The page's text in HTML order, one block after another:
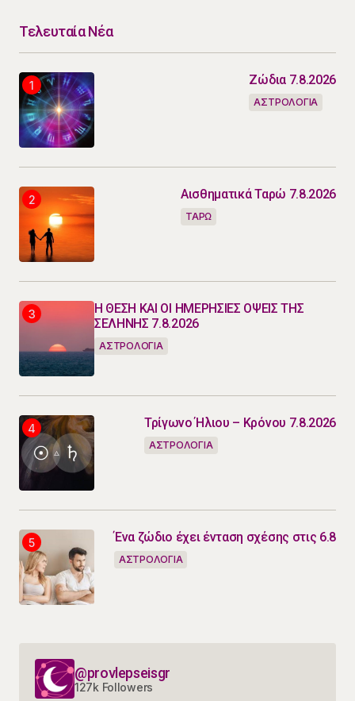
Τελευταία Νέα
Ζώδια 7.8.2026
ΑΣΤΡΟΛΟΓΙΑ
Αισθηματικά Ταρώ 7.8.2026
ΤΑΡΩ
Η ΘΕΣΗ ΚΑΙ ΟΙ ΗΜΕΡΗΣΙΕΣ ΟΨΕΙΣ ΤΗΣ
ΣΕΛΗΝΗΣ 7.8.2026
ΑΣΤΡΟΛΟΓΙΑ
Τρίγωνο Ήλιου – Κρόνου 7.8.2026
ΑΣΤΡΟΛΟΓΙΑ
Ένα ζώδιο έχει ένταση σχέσης στις 6.8
ΑΣΤΡΟΛΟΓΙΑ
@provlepseisgr
127k Followers